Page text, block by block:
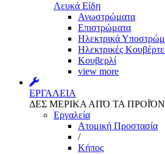
Λευκά Είδη
Ανωστρώματα
Επιστρώματα
Ηλεκτρικά
Ηλεκτρικές
Κουβερλί
view more
ΕΡΓΑΛΕΙΑ
ΔΕΣ ΜΕΡΙΚΑ ΑΠΌ ΤΑ
Εργαλεία
Aτομική Προστασία
/
Kήπος